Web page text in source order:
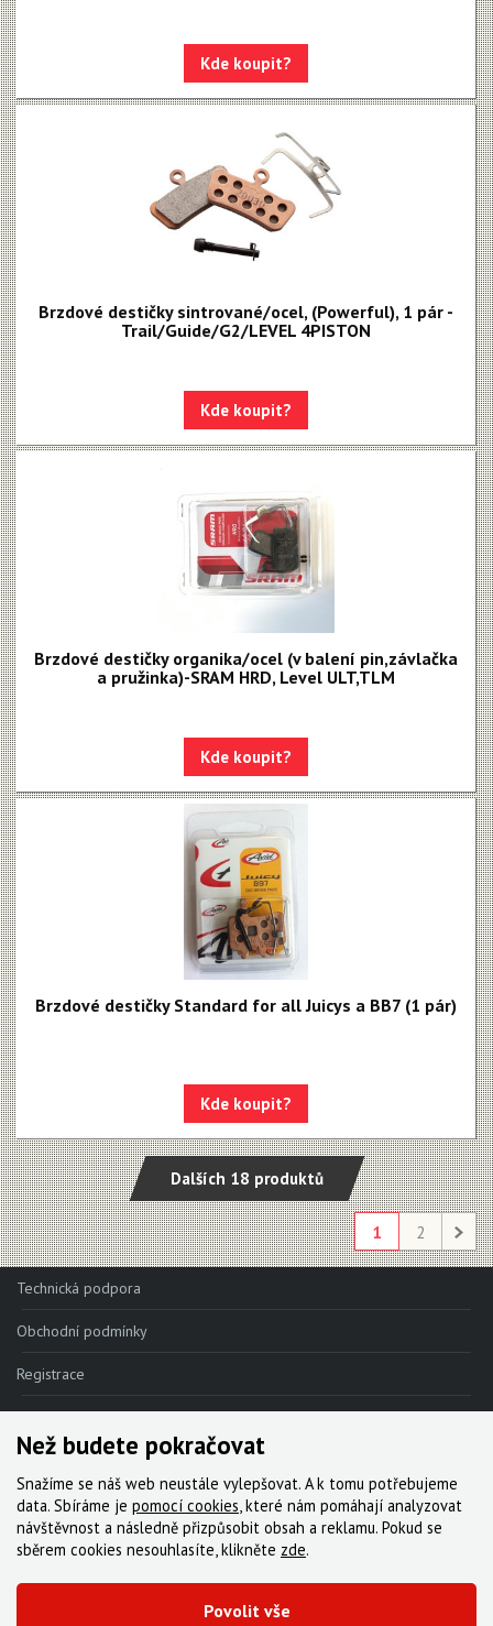
Kde koupit?
Brzdové destičky sintrované/ocel, (Powerful), 1 pár -
Trail/Guide/G2/LEVEL 4PISTON
Kde koupit?
Brzdové destičky organika/ocel (v balení pin,závlačka
a pružinka)-SRAM HRD, Level ULT,TLM
Kde koupit?
Brzdové destičky Standard for all Juicys a BB7 (1 pár)
Kde koupit?
Dalších 18 produktů
1 2
Technická podpora
Obchodní podmínky
Registrace
Reklamace
Kde nakoupit
Kontakt
Servis
Ke stažení
Než budete pokračovat
Snažíme se náš web neustále vylepšovat. A k tomu potřebujeme
data. Sbíráme je pomocí cookies, které nám pomáhají analyzovat
návštěvnost a následně přizpůsobit obsah a reklamu. Pokud se
sběrem cookies nesouhlasíte, klikněte zde.
Povolit vše